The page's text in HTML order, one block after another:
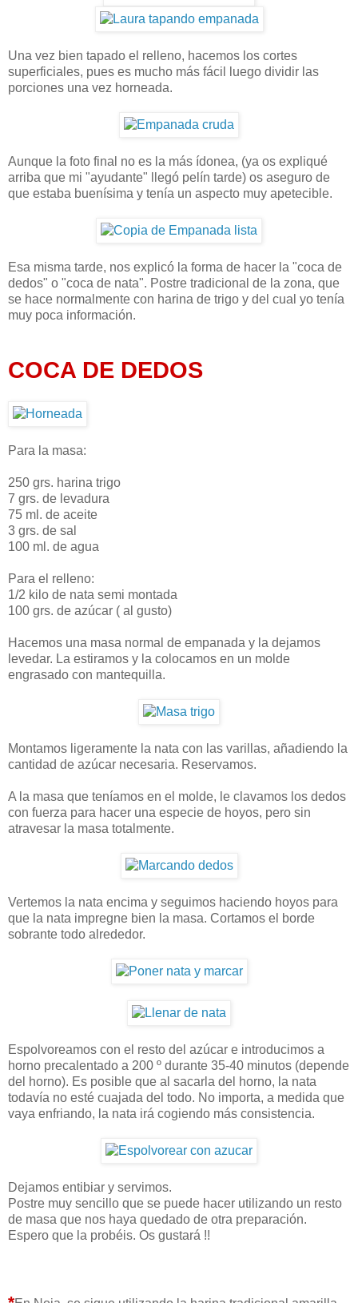
Una vez bien tapado el relleno, hacemos los cortes
superficiales, pues es mucho más fácil luego dividir las
porciones una vez horneada.
Aunque la foto final no es la más ídonea, (ya os expliqué
arriba que mi "ayudante" llegó pelín tarde) os aseguro de
que estaba buenísima y tenía un aspecto muy apetecible.
Esa misma tarde, nos explicó la forma de hacer la "coca de
dedos" o "coca de nata". Postre tradicional de la zona, que
se hace normalmente con harina de trigo y del cual yo tenía
muy poca información.
COCA DE DEDOS
Para la masa:
250 grs. harina trigo
7 grs. de levadura
75 ml. de aceite
3 grs. de sal
100 ml. de agua
Para el relleno:
1/2 kilo de nata semi montada
100 grs. de azúcar ( al gusto)
Hacemos una masa normal de empanada y la dejamos
levedar. La estiramos y la colocamos en un molde
engrasado con mantequilla.
Montamos ligeramente la nata con las varillas, añadiendo la
cantidad de azúcar necesaria. Reservamos.
A la masa que teníamos en el molde, le clavamos los dedos
con fuerza para hacer una especie de hoyos, pero sin
atravesar la masa totalmente.
Vertemos la nata encima y seguimos haciendo hoyos para
que la nata impregne bien la masa. Cortamos el borde
sobrante todo alrededor.
Espolvoreamos con el resto del azúcar e introducimos a
horno precalentado a 200 º durante 35-40 minutos (depende
del horno). Es posible que al sacarla del horno, la nata
todavía no esté cuajada del todo. No importa, a medida que
vaya enfriando, la nata irá cogiendo más consistencia.
Dejamos entibiar y servimos.
Postre muy sencillo que se puede hacer utilizando un resto
de masa que nos haya quedado de otra preparación.
Espero que la probéis. Os gustará !!